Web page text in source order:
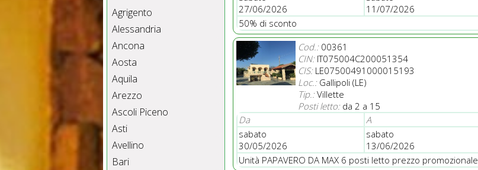
Agrigento
Alessandria
Ancona
Aosta
Aquila
Arezzo
Ascoli Piceno
Asti
Avellino
Bari
27/06/2026
11/07/2026
50% di sconto
Cod.:00361
CIN:IT075004C200051354
CIS:LE07500491000015193
Loc.:Gallipoli (LE)
Tip.:Villette
Posti letto:da 2 a 15
Da
A
sabato
30/05/2026
sabato
13/06/2026
Unità PAPAVERO DA MAX 6 posti letto prezzo promozionale